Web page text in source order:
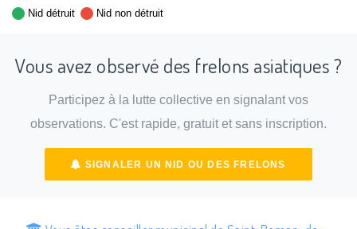
Nid détruit
Nid non détruit
Vous avez observé des frelons asiatiques ?
Participez à la lutte collective en signalant vos
observations. C'est rapide, gratuit et sans inscription.
SIGNALER UN NID OU DES FRELONS